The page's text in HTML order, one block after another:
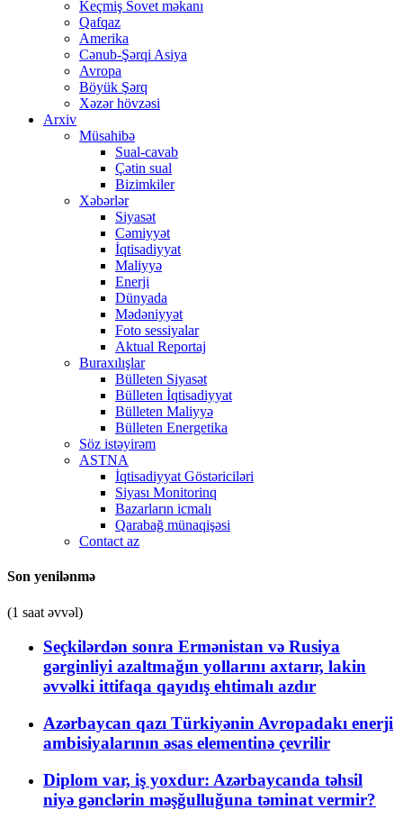
Keçmiş Sovet məkanı
Qafqaz
Amerika
Cənub-Şərqi Asiya
Avropa
Böyük Şərq
Xəzər hövzəsi
Arxiv
Müsahibə
Sual-cavab
Çətin sual
Bizimkiler
Xəbərlər
Siyasət
Cəmiyyət
İqtisadiyyat
Maliyyə
Enerji
Dünyada
Mədəniyyət
Foto sessiyalar
Aktual Reportaj
Buraxılışlar
Bülleten Siyasət
Bülleten İqtisadiyyat
Bülleten Maliyyə
Bülleten Energetika
Söz istəyirəm
ASTNA
İqtisadiyyat Göstəriciləri
Siyası Monitorinq
Bazarların icmalı
Qarabağ münaqişəsi
Contact az
Son yenilənmə
(1 saat əvvəl)
Seçkilərdən sonra Ermənistan və Rusiya
gərginliyi azaltmağın yollarını axtarır, lakin
əvvəlki ittifaqa qayıdış ehtimalı azdır
Azərbaycan qazı Türkiyənin Avropadakı enerji
ambisiyalarının əsas elementinə çevrilir
Diplom var, iş yoxdur: Azərbaycanda təhsil
niyə gənclərin məşğulluğuna təminat vermir?